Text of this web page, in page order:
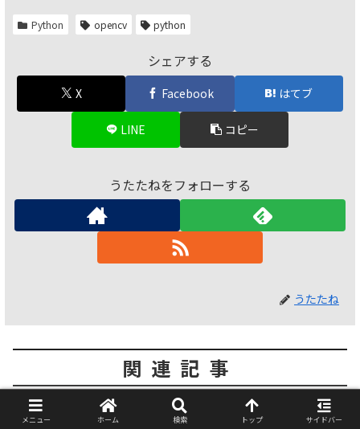
Python opencv python
シェアする
X Facebook はてブ
LINE コピー
うたたねをフォローする
うたたね
関連記事
Python
[簡単1行]openpyxlでシート名を
メニュー ホーム 検索 トップ サイドバー